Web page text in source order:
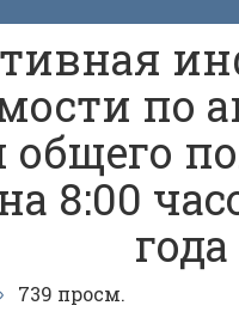
по
общего
8:00
года
739 просм.